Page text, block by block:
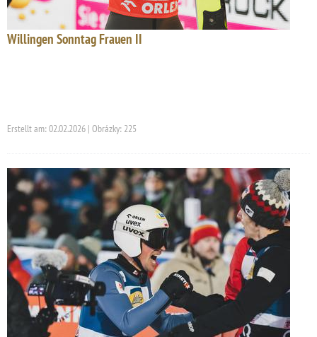
Willingen Sonntag Frauen II
Erstellt am: 02.02.2026 | Obrázky: 225